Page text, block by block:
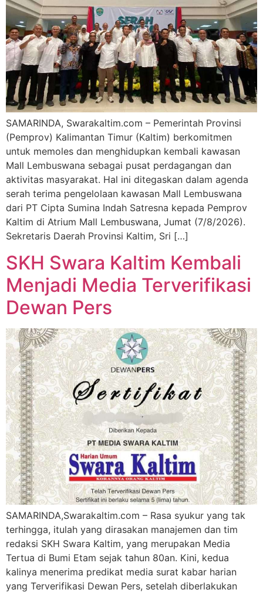
SAMARINDA, Swarakaltim.com – Pemerintah Provinsi
(Pemprov) Kalimantan Timur (Kaltim) berkomitmen
untuk memoles dan menghidupkan kembali kawasan
Mall Lembuswana sebagai pusat perdagangan dan
aktivitas masyarakat. Hal ini ditegaskan dalam agenda
serah terima pengelolaan kawasan Mall Lembuswana
dari PT Cipta Sumina Indah Satresna kepada Pemprov
Kaltim di Atrium Mall Lembuswana, Jumat (7/8/2026).
Sekretaris Daerah Provinsi Kaltim, Sri […]
SKH Swara Kaltim Kembali
Menjadi Media Terverifikasi
Dewan Pers
SAMARINDA,Swarakaltim.com – Rasa syukur yang tak
terhingga, itulah yang dirasakan manajemen dan tim
redaksi SKH Swara Kaltim, yang merupakan Media
Tertua di Bumi Etam sejak tahun 80an. Kini, kedua
kalinya menerima predikat media surat kabar harian
yang Terverifikasi Dewan Pers, setelah diberlakukan